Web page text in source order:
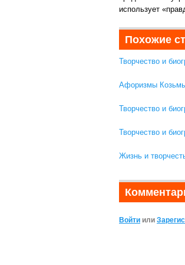
использует
Похожие
Творчество и
Афоризмы
Творчество и
Творчество и
Жизнь и
Войти или